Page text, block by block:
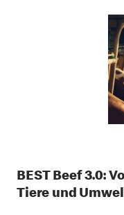
BEST Beef 3.0:
Tiere und